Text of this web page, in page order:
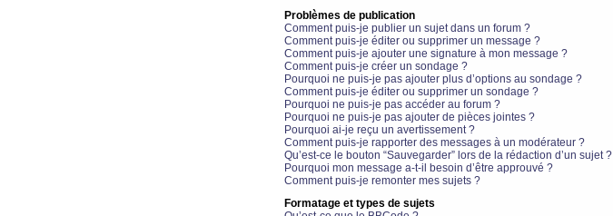
Problèmes de publication
Comment puis-je publier un sujet dans un forum ?
Comment puis-je éditer ou supprimer un message ?
Comment puis-je ajouter une signature à mon message ?
Comment puis-je créer un sondage ?
Pourquoi ne puis-je pas ajouter plus d’options au sondage ?
Comment puis-je éditer ou supprimer un sondage ?
Pourquoi ne puis-je pas accéder au forum ?
Pourquoi ne puis-je pas ajouter de pièces jointes ?
Pourquoi ai-je reçu un avertissement ?
Comment puis-je rapporter des messages à un modérateur ?
Qu’est-ce le bouton “Sauvegarder” lors de la rédaction d’un sujet ?
Pourquoi mon message a-t-il besoin d’être approuvé ?
Comment puis-je remonter mes sujets ?
Formatage et types de sujets